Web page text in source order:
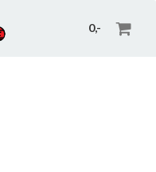
0,-